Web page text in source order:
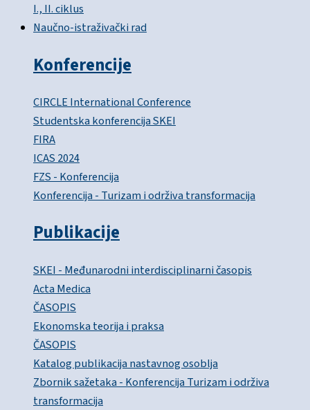
I., II. ciklus
Naučno-istraživački rad
Konferencije
CIRCLE International Conference
Studentska konferencija SKEI
FIRA
ICAS 2024
FZS - Konferencija
Konferencija - Turizam i održiva transformacija
Publikacije
SKEI - Međunarodni interdisciplinarni časopis
Acta Medica
ČASOPIS
Ekonomska teorija i praksa
ČASOPIS
Katalog publikacija nastavnog osoblja
Zbornik sažetaka - Konferencija Turizam i održiva
transformacija